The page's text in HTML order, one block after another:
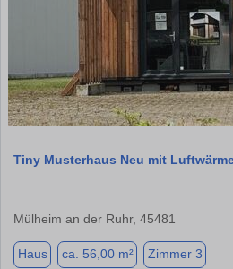
Tiny Musterhaus Neu mit
Mülheim an der Ruhr, 45481
Haus ca. 56,00 m² Zimmer 3